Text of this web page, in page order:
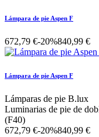
Lámpara de pie Aspen F
672,79 €-20%840,99 €
Lámpara de pie Aspen F
Lámparas de pie B.lux
Luminarias de pie de
(F40)
672,79 €-20%840,99 €